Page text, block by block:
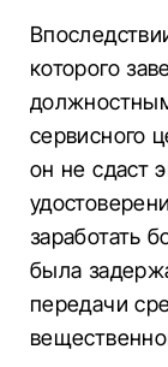
которого
сервисного
он не сдаст
заработать
была
передачи